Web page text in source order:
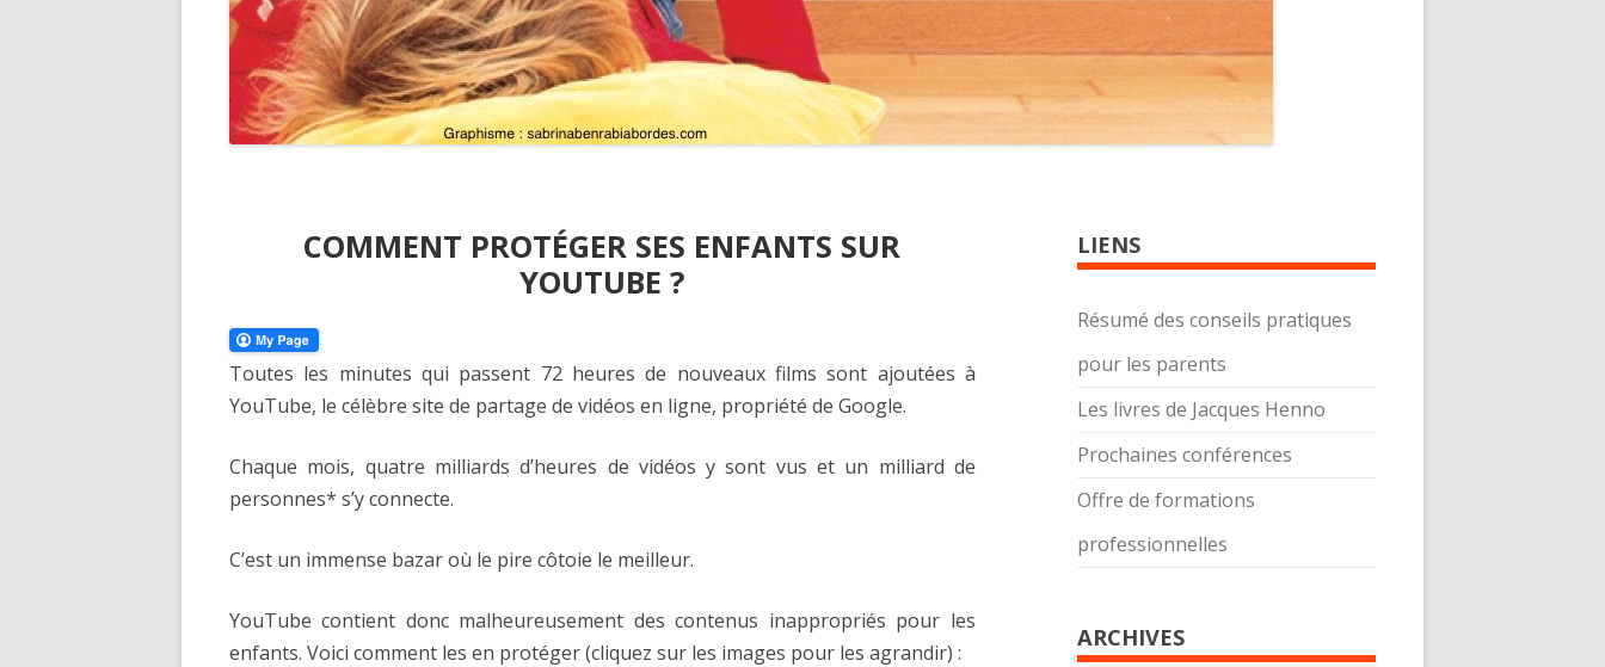
COMMENT PROTÉGER SES ENFANTS SUR
YOUTUBE ?
Toutes les minutes qui passent 72 heures de nouveaux films sont ajoutées à
YouTube, le célèbre site de partage de vidéos en ligne, propriété de Google.
Chaque mois, quatre milliards d’heures de vidéos y sont vus et un milliard de
personnes* s’y connecte.
C’est un immense bazar où le pire côtoie le meilleur.
YouTube contient donc malheureusement des contenus inappropriés pour les
enfants. Voici comment les en protéger (cliquez sur les images pour les agrandir) :
LIENS
Résumé des conseils pratiques
pour les parents
Les livres de Jacques Henno
Prochaines conférences
Offre de formations
professionnelles
ARCHIVES